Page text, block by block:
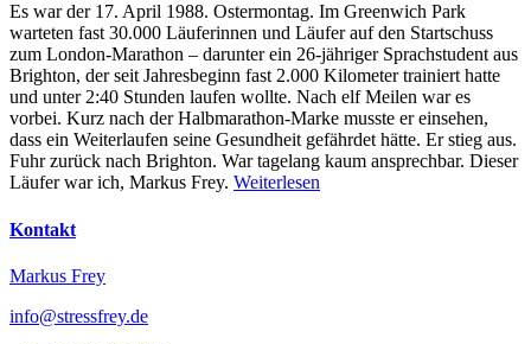
Es war der 17. April 1988. Ostermontag. Im Greenwich Park
warteten fast 30.000 Läuferinnen und Läufer auf den Startschuss
zum London-Marathon – darunter ein 26-jähriger Sprachstudent aus
Brighton, der seit Jahresbeginn fast 2.000 Kilometer trainiert hatte
und unter 2:40 Stunden laufen wollte. Nach elf Meilen war es
vorbei. Kurz nach der Halbmarathon-Marke musste er einsehen,
dass ein Weiterlaufen seine Gesundheit gefährdet hätte. Er stieg aus.
Fuhr zurück nach Brighton. War tagelang kaum ansprechbar. Dieser
Läufer war ich, Markus Frey. Weiterlesen
Kontakt
Markus Frey
info@stressfrey.de